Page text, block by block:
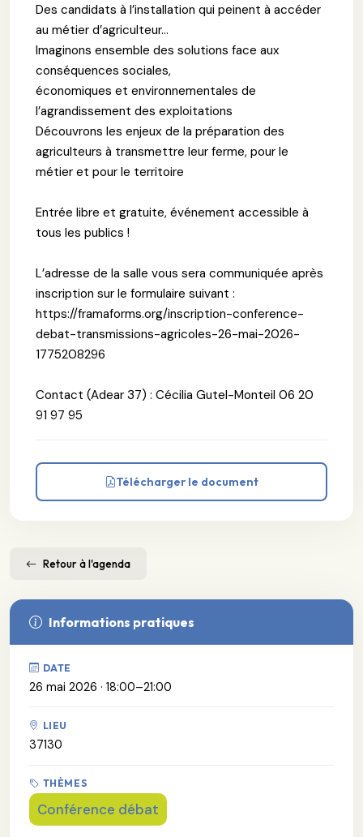
Des candidats à l’installation qui peinent à accéder
au métier d’agriculteur...
Imaginons ensemble des solutions face aux
conséquences sociales,
économiques et environnementales de
l’agrandissement des exploitations
Découvrons les enjeux de la préparation des
agriculteurs à transmettre leur ferme, pour le
métier et pour le territoire
Entrée libre et gratuite, événement accessible à
tous les publics !
L’adresse de la salle vous sera communiquée après
inscription sur le formulaire suivant :
https://framaforms.org/inscription-conference-
debat-transmissions-agricoles-26-mai-2026-
1775208296
Contact (Adear 37) : Cécilia Gutel-Monteil 06 20
91 97 95
Télécharger le document
Retour à l'agenda
Informations pratiques
DATE
26 mai 2026 · 18:00–21:00
LIEU
37130
THÈMES
Conférence débat